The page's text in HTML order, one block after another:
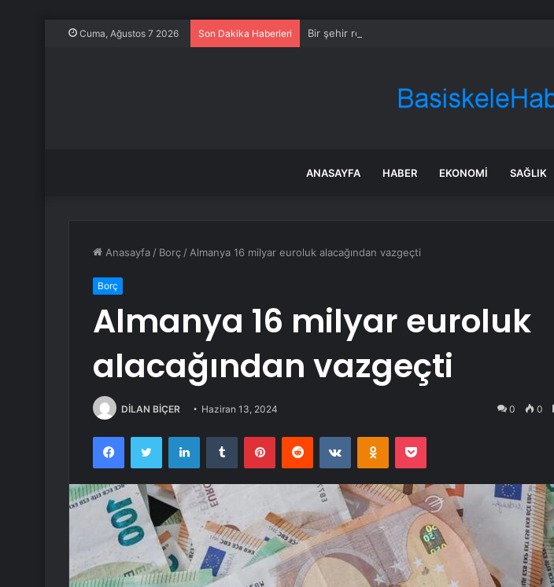
Cuma, Ağustos 7 2026 Son Dakika Haberleri Bir şehir resmen haritadan silindi: Halk tahliye edildi
ANASAYFA HABER EKONOMI SAĞLIK
Anasayfa / Borç / Almanya 16 milyar euroluk alacağından vazgeçti
Borç
Almanya 16 milyar euroluk
alacağından vazgeçti
DİLAN BİÇER Haziran 13, 2024 0 0
FacebookTwitter LinkedInTumblr PinterestReddit VKontakteOdnoklassniki
Pocket